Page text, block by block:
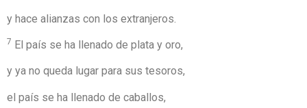
y hace alianzas con los extranjeros.
7 El país se ha llenado de plata y oro,
y ya no queda lugar para sus tesoros,
el país se ha llenado de caballos,